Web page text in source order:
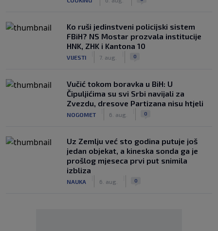
Ko ruši jedinstveni policijski sistem
FBiH? NS Mostar prozvala institucije
HNK, ZHK i Kantona 10
VIJESTI 7. aug. 0
Vučić tokom boravka u BiH: U
Čipuljićima su svi Srbi navijali za
Zvezdu, dresove Partizana nisu htjeli
NOGOMET 6. aug. 0
Uz Zemlju već sto godina putuje još
jedan objekat, a kineska sonda ga je
prošlog mjeseca prvi put snimila
izbliza
NAUKA 6. aug. 0